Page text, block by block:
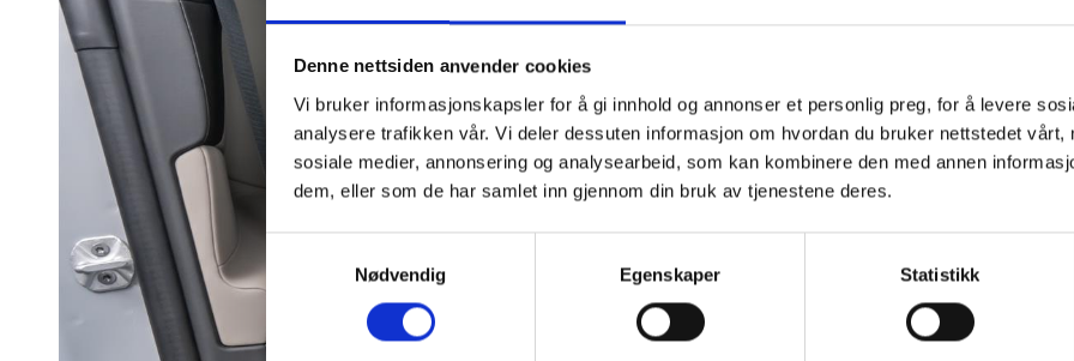
Denne nettsiden anvender cookies
Vi bruker informasjonskapsler for å gi innhold og annonser et personlig preg, for å levere
analysere trafikken vår. Vi deler dessuten informasjon om hvordan du bruker nettstedet vårt,
sosiale medier, annonsering og analysearbeid, som kan kombinere den med annen
dem, eller som de har samlet inn gjennom din bruk av tjenestene deres.
Nødvendig
Egenskaper Statistikk
Maseratilogo i nakkestøtter
Wifi Hotspot
Sport Design Package
Sort taktrekk